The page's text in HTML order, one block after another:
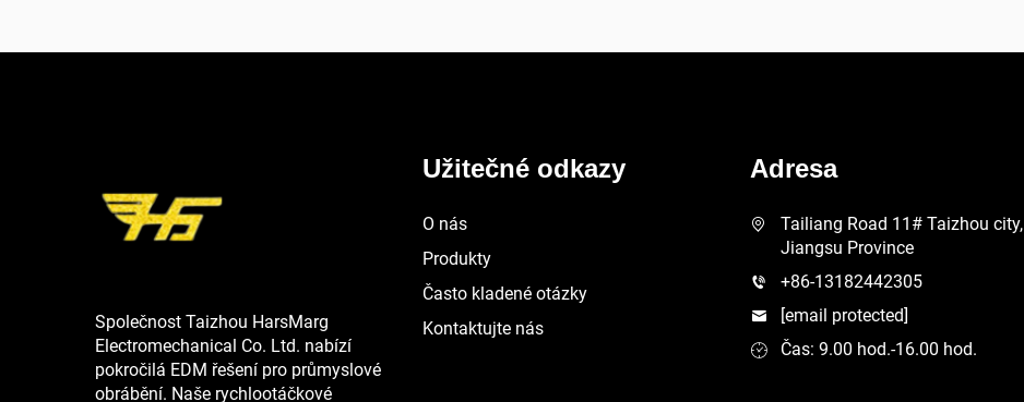
Společnost Taizhou HarsMarg
Electromechanical Co. Ltd. nabízí
pokročilá EDM řešení pro průmyslové
obrábění. Naše rychlootáčkové
Užitečné odkazy
O nás
Produkty
Často kladené otázky
Kontaktujte nás
Adresa
Tailiang Road 11# Taizhou city,
Jiangsu Province
+86-13182442305
[email protected]
Čas: 9.00 hod.-16.00 hod.